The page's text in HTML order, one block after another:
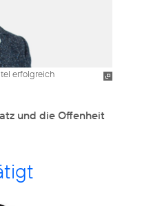
erfolgreich
und die Offenheit